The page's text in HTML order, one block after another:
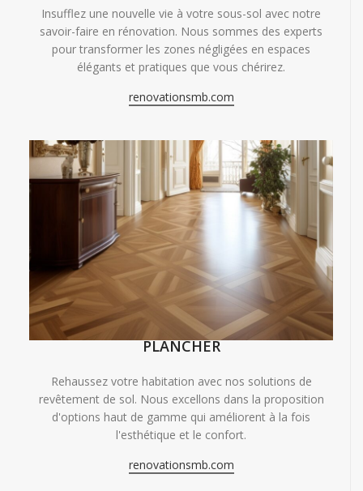
Insufflez une nouvelle vie à votre sous-sol avec notre
savoir-faire en rénovation. Nous sommes des experts
pour transformer les zones négligées en espaces
élégants et pratiques que vous chérirez.
renovationsmb.com
PLANCHER
Rehaussez votre habitation avec nos solutions de
revêtement de sol. Nous excellons dans la proposition
d'options haut de gamme qui améliorent à la fois
l'esthétique et le confort.
renovationsmb.com